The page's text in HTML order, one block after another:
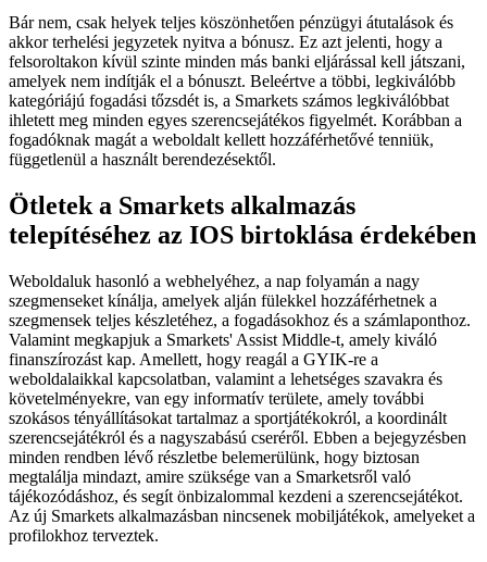
Bár nem, csak helyek teljes köszönhetően pénzügyi átutalások és
akkor terhelési jegyzetek nyitva a bónusz. Ez azt jelenti, hogy a
felsoroltakon kívül szinte minden más banki eljárással kell játszani,
amelyek nem indítják el a bónuszt. Beleértve a többi, legkiválóbb
kategóriájú fogadási tőzsdét is, a Smarkets számos legkiválóbbat
ihletett meg minden egyes szerencsejátékos figyelmét. Korábban a
fogadóknak magát a weboldalt kellett hozzáférhetővé tenniük,
függetlenül a használt berendezésektől.
Ötletek a Smarkets alkalmazás
telepítéséhez az IOS birtoklása érdekében
Weboldaluk hasonló a webhelyéhez, a nap folyamán a nagy
szegmenseket kínálja, amelyek alján fülekkel hozzáférhetnek a
szegmensek teljes készletéhez, a fogadásokhoz és a számlaponthoz.
Valamint megkapjuk a Smarkets' Assist Middle-t, amely kiváló
finanszírozást kap. Amellett, hogy reagál a GYIK-re a
weboldalaikkal kapcsolatban, valamint a lehetséges szavakra és
követelményekre, van egy informatív területe, amely további
szokásos tényállításokat tartalmaz a sportjátékokról, a koordinált
szerencsejátékról és a nagyszabású cseréről. Ebben a bejegyzésben
minden rendben lévő részletbe belemerülünk, hogy biztosan
megtalálja mindazt, amire szüksége van a Smarketsről való
tájékozódáshoz, és segít önbizalommal kezdeni a szerencsejátékot.
Az új Smarkets alkalmazásban nincsenek mobiljátékok, amelyeket a
profilokhoz terveztek.